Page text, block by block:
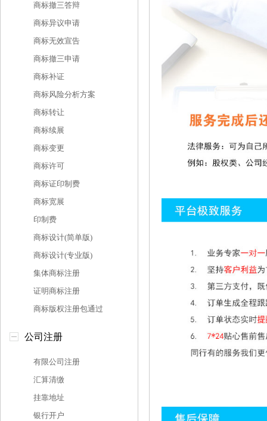
商标撤三答辩
商标异议申请
商标无效宣告
商标撤三申请
商标补证
商标风险分析方案
商标转让
商标续展
商标变更
商标许可
商标证印制费
商标宽展
印制费
商标设计(简单版)
商标设计(专业版)
集体商标注册
证明商标注册
商标版权注册包通过
公司注册
有限公司注册
汇算清缴
挂靠地址
银行开户